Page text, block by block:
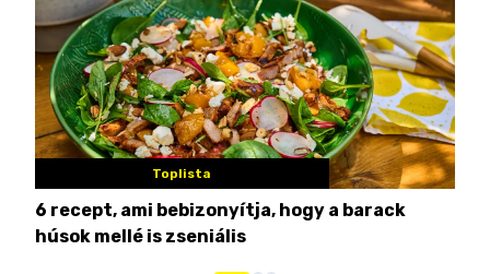
Toplista
6 recept, ami bebizonyítja, hogy a barack
húsok mellé is zseniális